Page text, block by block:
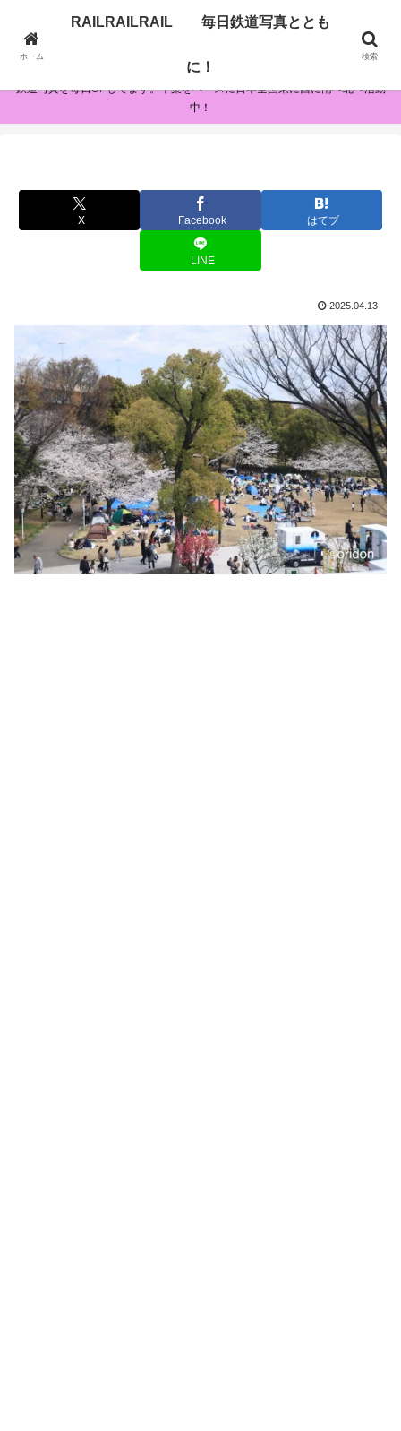
RAILRAILRAIL 毎日鉄道写真とともに！
鉄道写真を毎日UPしてます。千葉をベースに日本全国東に西に南へ北へ活動
中！
X Facebook はてブ
LINE
2025.04.13
ホーム
RAILRAILRAIL 毎日鉄道写真ととも
に！
検索